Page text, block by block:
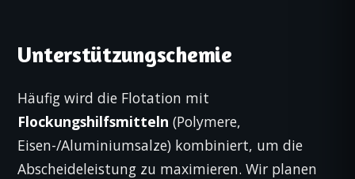
Unterstützungschemie
Häufig wird die Flotation mit
Flockungshilfsmitteln (Polymere,
Eisen-/Aluminiumsalze) kombiniert, um die
Abscheideleistung zu maximieren. Wir planen